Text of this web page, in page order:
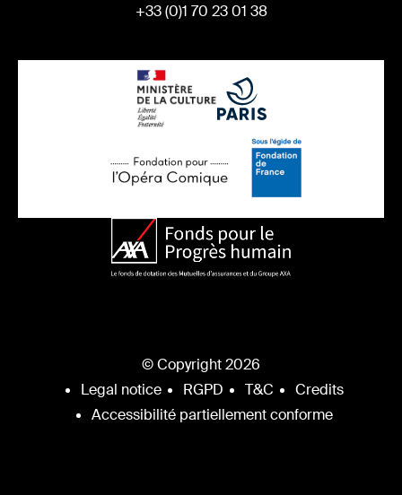
+33 (0)1 70 23 01 38
© Copyright 2026
Legal notice
RGPD T&C
Credits
Accessibilité partiellement conforme